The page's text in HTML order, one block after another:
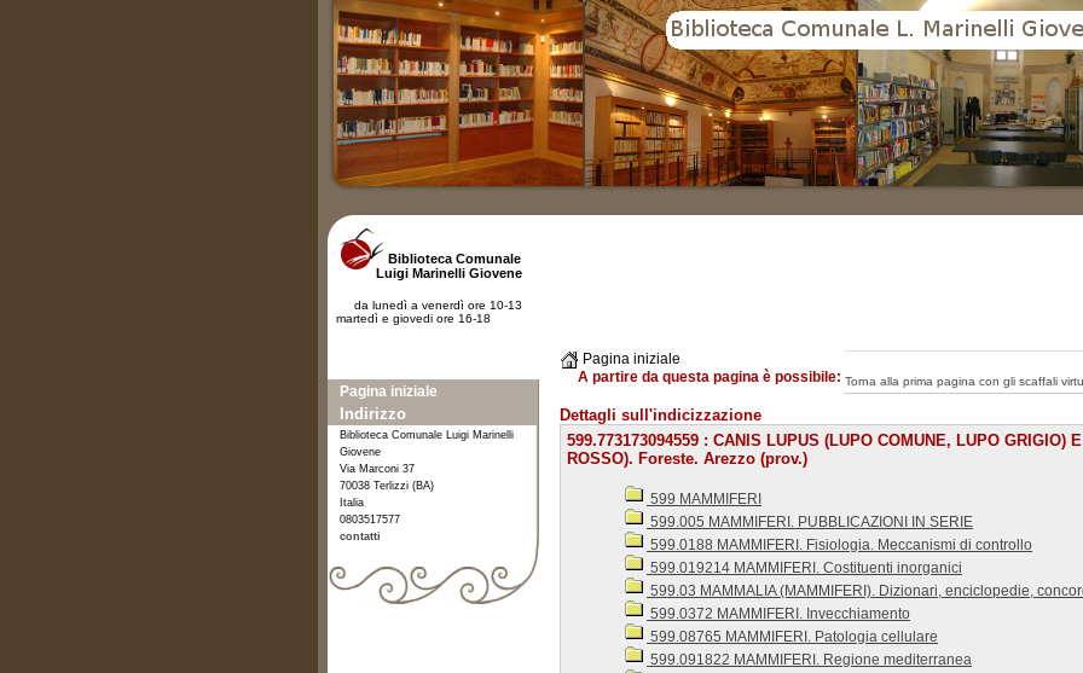
Pagina iniziale
A partire da questa pagina è possibile: Torna alla prima pagina con gli scaffali
Dettagli sull'indicizzazione
599.773173094559 : CANIS LUPUS (LUPO COMUNE, LUPO GRIGIO)
ROSSO). Foreste. Arezzo (prov.)
599 MAMMIFERI
599.005 MAMMIFERI. PUBBLICAZIONI IN SERIE
599.0188 MAMMIFERI. Fisiologia. Meccanismi di controllo
599.019214 MAMMIFERI. Costituenti inorganici
599.03 MAMMALIA (MAMMIFERI). Dizionari, enciclopedie,
599.0372 MAMMIFERI. Invecchiamento
599.08765 MAMMIFERI. Patologia cellulare
599.091822 MAMMIFERI. Regione mediterranea
Biblioteca Comunale
Luigi Marinelli Giovene
da lunedì a venerdì ore 10-13
martedì e giovedi ore 16-18
Pagina iniziale
Indirizzo
Biblioteca Comunale Luigi Marinelli
Giovene
Via Marconi 37
70038 Terlizzi (BA)
Italia
0803517577
contatti